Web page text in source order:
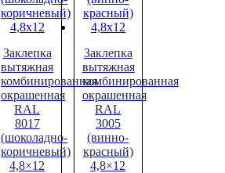
Заклепка
вытяжная
комбинированная
окрашенная
RAL
8017
(шоколадно-
коричневый)
4,8×12
Заклепка
вытяжная
комбинированная
окрашенная
RAL
3005
(винно-
красный)
4,8×12